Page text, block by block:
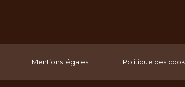
Mentions légales Politique des